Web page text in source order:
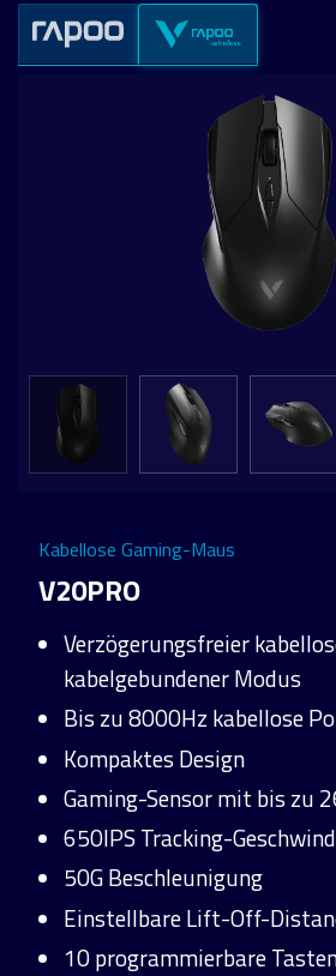
V20PRO
Kabellose Gaming-Maus
Verzögerungsfreier
kabelgebundener Modus
Bis zu 8000Hz kabellose
Kompaktes Design
Gaming-Sensor mit bis zu
650IPS Tracking-
50G Beschleunigung
Einstellbare Lift-Off-
10 programmierbare